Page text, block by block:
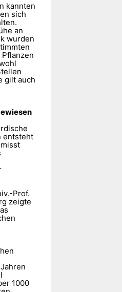
kannten
sich
an
wurden
gilt auch
entsteht
Prof.
zeigte
1000